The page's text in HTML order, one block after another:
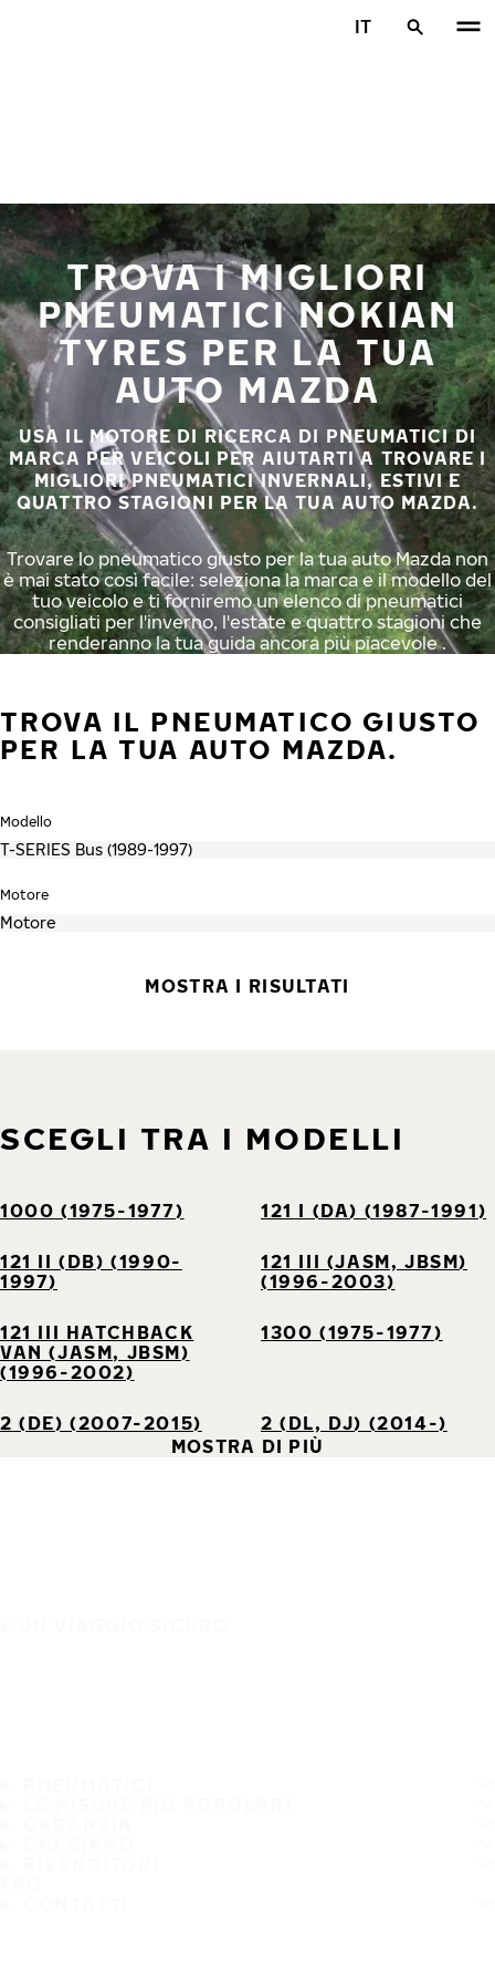
IT
TROVA I MIGLIORI
PNEUMATICI NOKIAN
TYRES PER LA TUA
AUTO MAZDA
USA IL MOTORE DI RICERCA DI PNEUMATICI DI
MARCA PER VEICOLI PER AIUTARTI A TROVARE I
MIGLIORI PNEUMATICI INVERNALI, ESTIVI E
QUATTRO STAGIONI PER LA TUA AUTO MAZDA.
Trovare lo pneumatico giusto per la tua auto Mazda non
è mai stato così facile: seleziona la marca e il modello del
tuo veicolo e ti forniremo un elenco di pneumatici
consigliati per l'inverno, l'estate e quattro stagioni che
renderanno la tua guida ancora più piacevole .
TROVA IL PNEUMATICO GIUSTO
PER LA TUA AUTO MAZDA.
Modello
Motore
MOSTRA I RISULTATI
SCEGLI TRA I MODELLI
1000 (1975-1977) 121 I (DA) (1987-1991)
121 II (DB) (1990-
1997)
121 III (JASM, JBSM)
(1996-2003)
121 III HATCHBACK
VAN (JASM, JBSM)
(1996-2002)
1300 (1975-1977)
2 (DE) (2007-2015)
2 (DL, DJ) (2014-)
MOSTRA DI PIÙ